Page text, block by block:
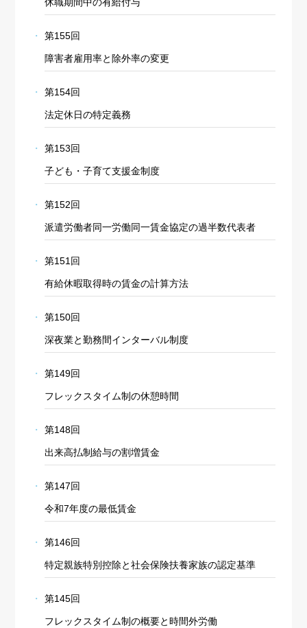
第155回
障害者雇用率と除外率の変更
第154回
法定休日の特定義務
第153回
子ども・子育て支援金制度
第152回
派遣労働者同一労働同一賃金協定の過半数代表者
第151回
有給休暇取得時の賃金の計算方法
第150回
深夜業と勤務間インターバル制度
第149回
フレックスタイム制の休憩時間
第148回
出来高払制給与の割増賃金
第147回
令和7年度の最低賃金
第146回
特定親族特別控除と社会保険扶養家族の認定基準
第145回
フレックスタイム制の概要と時間外労働